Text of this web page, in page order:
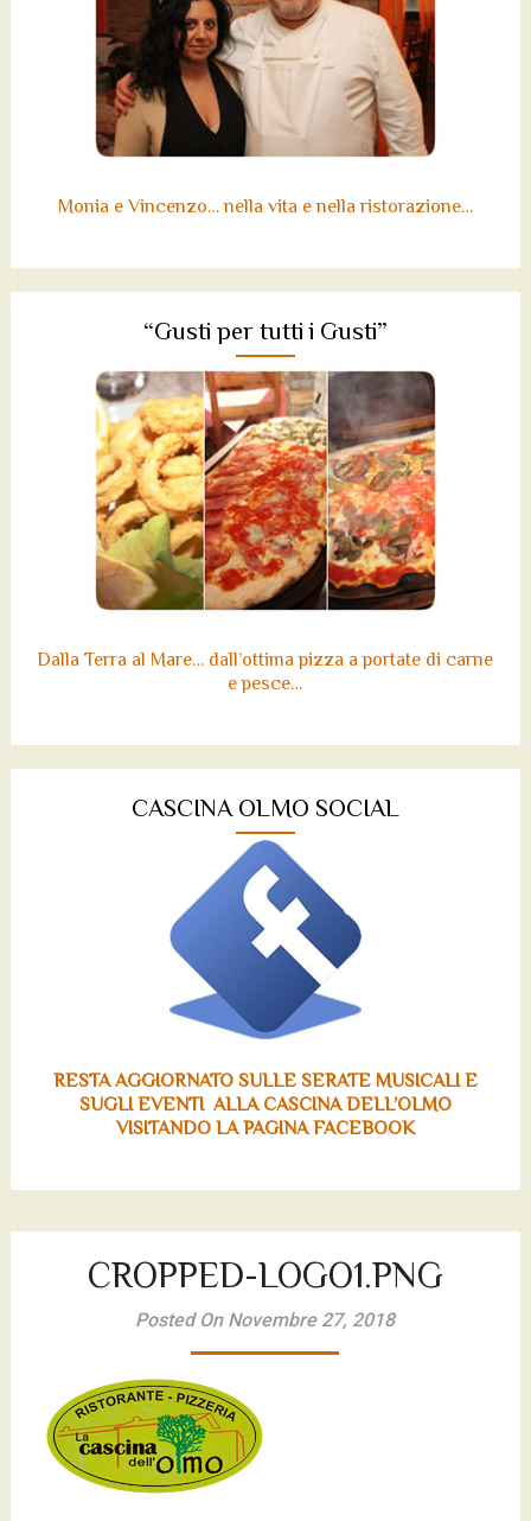
Monia e Vincenzo… nella vita e nella ristorazione…
“Gusti per tutti i Gusti”
Dalla Terra al Mare… dall’ottima pizza a portate di carne
e pesce…
CASCINA OLMO SOCIAL
RESTA AGGIORNATO SULLE SERATE MUSICALI E
SUGLI EVENTI ALLA CASCINA DELL’OLMO
VISITANDO LA PAGINA FACEBOOK
CROPPED-LOGO1.PNG
Posted On Novembre 27, 2018